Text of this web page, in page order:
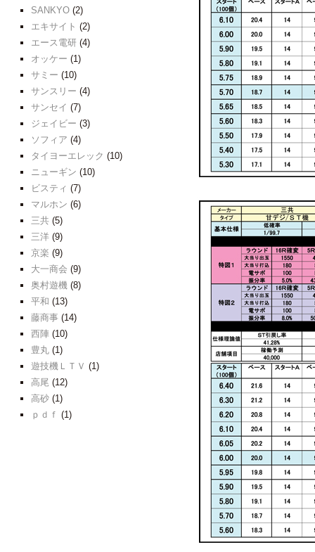
SANKYO (2)
エキサイト (2)
エース電研 (4)
オッケー (1)
サミー (10)
サンスリー (4)
サンセイ (7)
ジェイビー (3)
ソフィア (4)
タイヨーエレック (10)
ニューギン (10)
ビスティ (7)
マルホン (6)
三共 (5)
三洋 (9)
京楽 (9)
大一商会 (9)
奥村遊機 (8)
平和 (13)
藤商事 (14)
西陣 (10)
豊丸 (1)
遊技機ＬＴＶ (1)
高尾 (12)
高砂 (1)
ｐｄｆ (1)